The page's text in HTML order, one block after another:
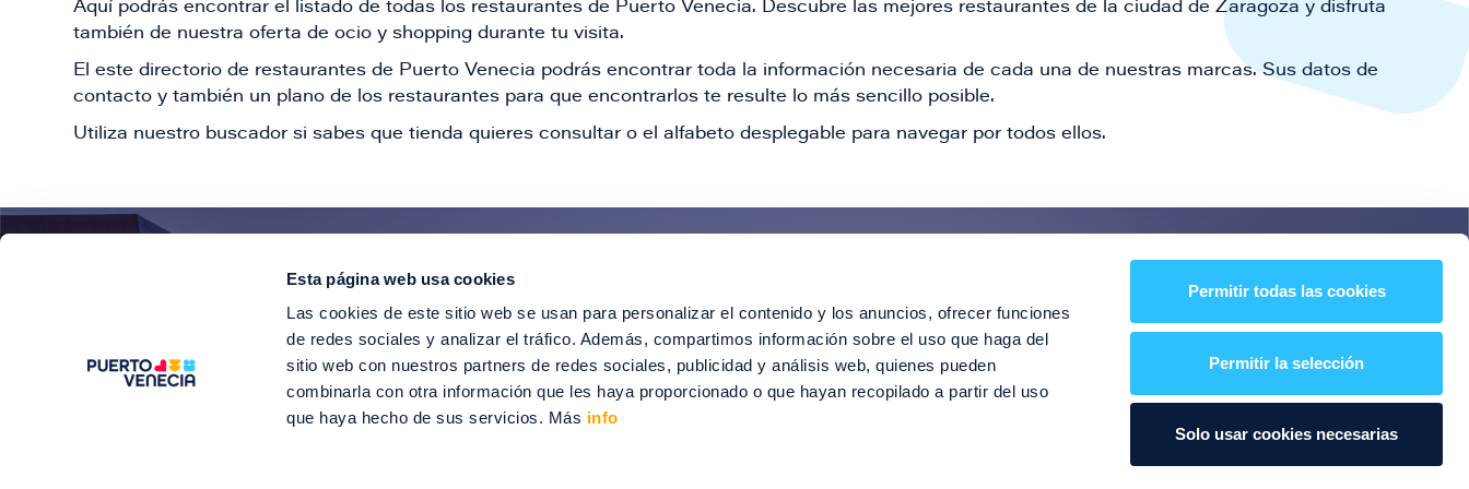
Esta página web usa cookies
Las cookies de este sitio web se usan para personalizar el contenido y los anuncios, ofrecer funciones
de redes sociales y analizar el tráfico. Además, compartimos información sobre el uso que haga del
sitio web con nuestros partners de redes sociales, publicidad y análisis web, quienes pueden
combinarla con otra información que les haya proporcionado o que hayan recopilado a partir del uso
que haya hecho de sus servicios. Más info
Permitir todas las cookies
Permitir la selección
Solo usar cookies necesarias
Aquí podrás encontrar el listado de todas los restaurantes de Puerto Venecia. Descubre las mejores restaurantes de la ciudad de Zaragoza y disfruta
también de nuestra oferta de ocio y shopping durante tu visita.
El este directorio de restaurantes de Puerto Venecia podrás encontrar toda la información necesaria de cada una de nuestras marcas. Sus datos de
contacto y también un plano de los restaurantes para que encontrarlos te resulte lo más sencillo posible.
Utiliza nuestro buscador si sabes que tienda quieres consultar o el alfabeto desplegable para navegar por todos ellos.
¡Entérate de todas nuestras novedades!
Suscríbete para recibir ofertas especiales, descuentos, eventos y mucho más
SUSCRÍBETE